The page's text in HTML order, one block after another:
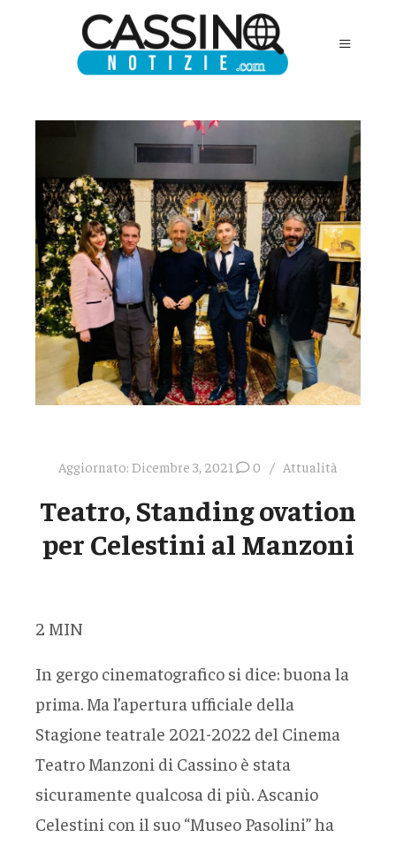
Aggiornato: Dicembre 3, 2021 0 Attualità
Teatro, Standing ovation
per Celestini al Manzoni
2 MIN
In gergo cinematografico si dice: buona la
prima. Ma l’apertura ufficiale della
Stagione teatrale 2021-2022 del Cinema
Teatro Manzoni di Cassino è stata
sicuramente qualcosa di più. Ascanio
Celestini con il suo “Museo Pasolini” ha